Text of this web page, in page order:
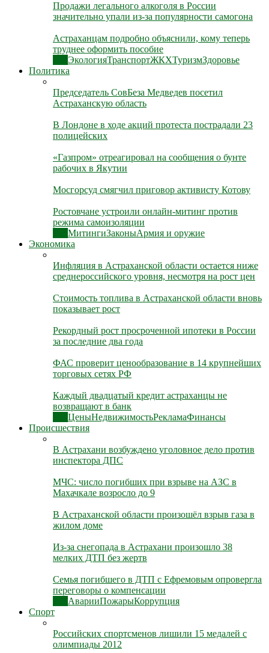
Продажи легального алкоголя в России
значительно упали из-за популярности самогона
Астраханцам подробно объяснили, кому теперь
труднее оформить пособие
ЭкологияТранспортЖКХТуризмЗдоровье
Политика
Председатель СовБеза Медведев посетил
Астраханскую область
В Лондоне в ходе акций протеста пострадали 23
полицейских
«Газпром» отреагировал на сообщения о бунте
рабочих в Якутии
Мосгорсуд смягчил приговор активисту Котову
Ростовчане устроили онлайн-митинг против
режима самоизоляции
МитингиЗаконыАрмия и оружие
Экономика
Инфляция в Астраханской области остается ниже
среднероссийского уровня, несмотря на рост цен
Стоимость топлива в Астраханской области вновь
показывает рост
Рекордный рост просроченной ипотеки в России
за последние два года
ФАС проверит ценообразование в 14 крупнейших
торговых сетях РФ
Каждый двадцатый кредит астраханцы не
возвращают в банк
ЦеныНедвижимостьРекламаФинансы
Происшествия
В Астрахани возбуждено уголовное дело против
инспектора ДПС
МЧС: число погибших при взрыве на АЗС в
Махачкале возросло до 9
В Астраханской области произошёл взрыв газа в
жилом доме
Из-за снегопада в Астрахани произошло 38
мелких ДТП без жертв
Семья погибшего в ДТП с Ефремовым опровергла
переговоры о компенсации
АварииПожарыКоррупция
Спорт
Российских спортсменов лишили 15 медалей с
олимпиады 2012